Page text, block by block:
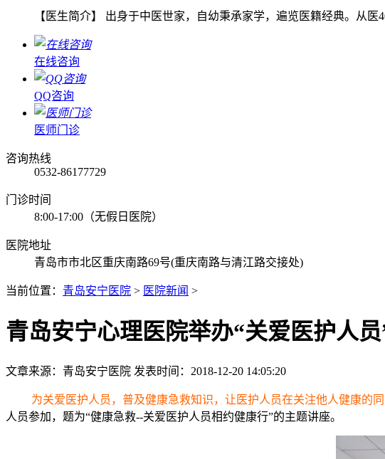
【医生简介】 出身于中医世家，自幼秉承家学，遍览医籍经典。从
在线咨询
QQ咨询
医师门诊
咨询热线
0532-86177729
门诊时间
8:00-17:00（无假日医院）
医院地址
青岛市市北区重庆南路69号(重庆南路与清江路交接处)
当前位置： 青岛安宁医院 > 医院新闻 >
青岛安宁心理医院举办“关爱医护人
文章来源： 青岛安宁医院 发表时间：2018-12-20 14:05:20
为关爱医护人员，普及健康急救知识，让医护人员在关注他人健康的
人员参加，题为“健康急救--关爱医护人员相约健康行”的主题讲座。